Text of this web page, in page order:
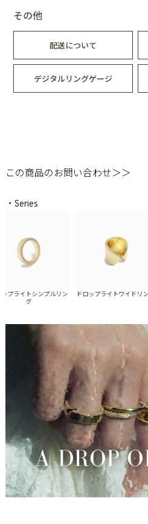
その他
配送について
デジタルリングゲージ
この商品のお問い合わせ＞＞
・Series
ライトシンプルリン
ドロップライトワイドリング